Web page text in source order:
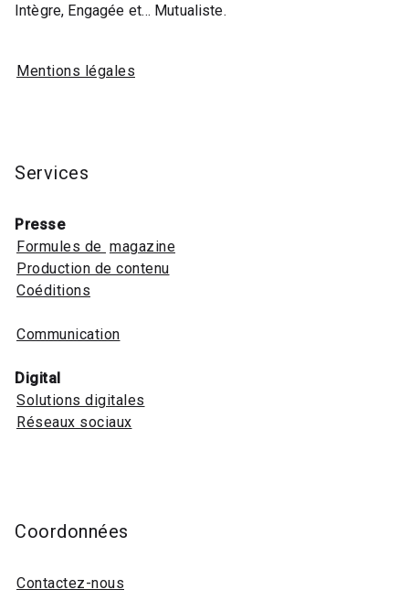
Intègre, Engagée et… Mutualiste.
Mentions légales
Services
Presse
Formules de magazine
Production de contenu
Coéditions
Communication
Digital
Solutions digitales
Réseaux sociaux
Coordonnées
Contactez-nous